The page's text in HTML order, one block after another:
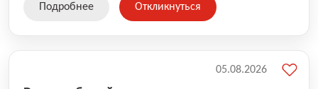
Подробнее Откликнуться
05.08.2026